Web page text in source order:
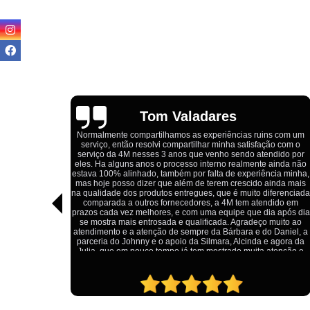
Igor Cordeiro
Estou extremamente satisfeito com o serviço da 4M Camisetas!
Eles forneceram uniformes para a minha pizzaria, e a
qualidade das camisetas é excelente. O tecido é confortável, a
impressão está impecável, e o preço foi justo, especialmente
considerando a alta qualidade do produto. Além disso, o
atendimento foi ágil e atencioso, desde o primeiro contato até a
entrega dos uniformes. Com certeza, recomendo a 4M
Camisetas para quem procura uniformes de qualidade e um
ótimo custo-benefício.